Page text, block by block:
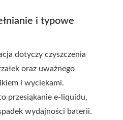
i typowe
dotyczy czyszczenia
oraz uważnego
i wyciekami.
przesiąkanie e-liquidu,
wydajności baterii.